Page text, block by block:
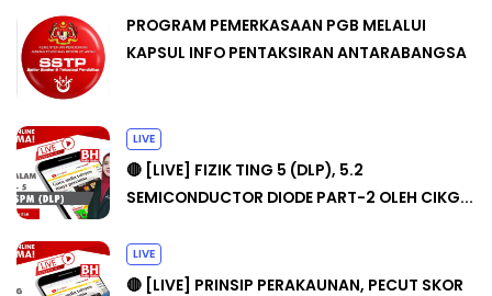
PROGRAM PEMERKASAAN PGB MELALUI
KAPSUL INFO PENTAKSIRAN ANTARABANGSA
LIVE
🔴 [LIVE] FIZIK TING 5 (DLP), 5.2
SEMICONDUCTOR DIODE PART-2 OLEH CIKG...
LIVE
🔴 [LIVE] PRINSIP PERAKAUNAN, PECUT SKOR